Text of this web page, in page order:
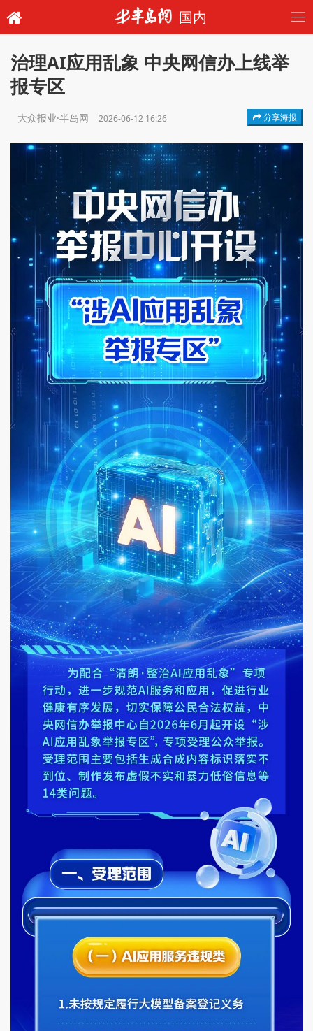
国内
治理AI应用乱象 中央网信办上线举
报专区
大众报业·半岛网 2026-06-12 16:26 分享海报